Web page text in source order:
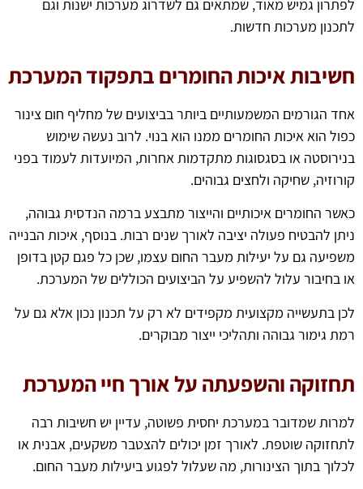
לפתרון גמיש מאוד, שמתאים גם לשדרוג מערכות ישנות וגם
לתכנון מערכות חדשות.
חשיבות איכות החומרים בתפקוד המערכת
אחד הגורמים המשמעותיים ביותר בביצועים של מחליף חום צינור
כפול הוא איכות החומרים ממנו הוא בנוי. לרוב נעשה שימוש
בנירוסטה או בסגסוגות מתקדמות אחרות, המיועדות לעמוד בפני
קורוזיה, שחיקה ולחצים גבוהים.
כאשר החומרים איכותיים והייצור מתבצע ברמה הנדסית גבוהה,
ניתן להבטיח פעולה יציבה לאורך שנים רבות. בנוסף, איכות הבנייה
משפיעה גם על יעילות מעבר החום עצמו, שכן כל פגם קטן בדופן
או בחיבור עלול להשפיע על הביצועים הכוללים של המערכת.
לכן בתעשייה מקצועית מקפידים לא רק על תכנון נכון אלא גם על
רמת גימור גבוהה ותהליכי ייצור מבוקרים.
תחזוקה והשפעתה על אורך חיי המערכת
למרות שמדובר במערכת יחסית פשוטה, עדיין יש חשיבות רבה
לתחזוקה שוטפת. לאורך זמן יכולים להצטבר משקעים, אבנית או
לכלוך בתוך הצינורות, מה שעלול לפגוע ביעילות מעבר החום.